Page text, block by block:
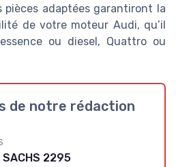
pièces adaptées garantiront la
de votre moteur Audi, qu’il
essence ou diesel, Quattro ou
de notre rédaction
2295